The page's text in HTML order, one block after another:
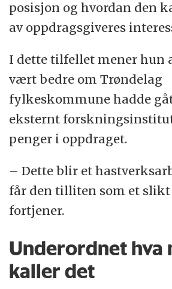
posisjon og hvordan den
av oppdragsgiveres
I dette tilfellet mener hun
vært bedre om Trøndelag
fylkeskommune hadde
eksternt
penger i oppdraget.
– Dette blir et
får den tilliten som et
fortjener.
Underordnet hva
kaller det